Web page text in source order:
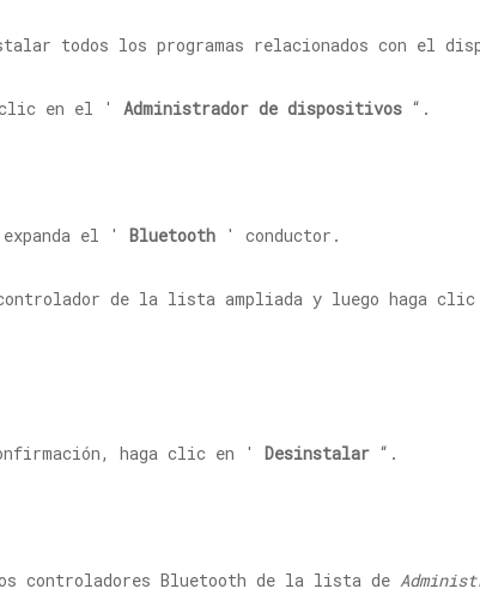
todos los programas relacionados con el
clic en el ' Administrador de dispositivos “.
el ' Bluetooth ' conductor.
de la lista ampliada y luego haga
haga clic en ' Desinstalar “.
controladores Bluetooth de la lista de